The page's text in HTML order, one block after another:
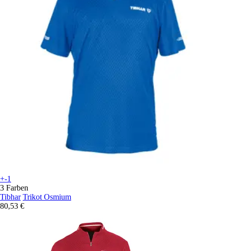
+-1
3 Farben
Tibhar Trikot Osmium
80,53 €